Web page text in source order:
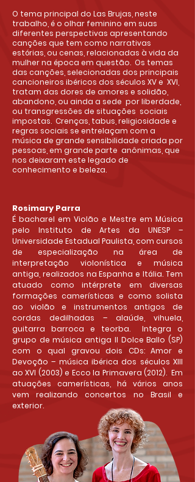
O tema principal do Las Brujas, neste
trabalho, é o olhar feminino em suas
diferentes perspectivas apresentando
canções que tem como narrativas
estórias, ou cenas, relacionadas à vida da
mulher na época em questão. Os temas
das canções, selecionadas dos principais
cancioneiros ibéricos dos séculos XV e XVI,
tratam das dores de amores e solidão,
abandono, ou ainda a sede por liberdade,
ou transgressões de situações sociais
impostas. Crenças, tabus, religiosidade e
regras sociais se entrelaçam com a
música de grande sensibilidade criada por
pessoas, em grande parte anônimas, que
nos deixaram este legado de
conhecimento e beleza.
Rosimary Parra
É bacharel em Violão e Mestre em Música
pelo Instituto de Artes da UNESP –
Universidade Estadual Paulista, com cursos
de especialização na área de
interpretação violonística e música
antiga, realizados na Espanha e Itália. Tem
atuado como intérprete em diversas
formações camerísticas e como solista
ao violão e instrumentos antigos de
cordas dedilhadas – alaúde, vihuela,
guitarra barroca e teorba. Integra o
grupo de música antiga Il Dolce Ballo (SP)
com o qual gravou dois CDs: Amor e
Devoção – música ibérica dos séculos XIII
ao XVI (2003) e Ecco la Primavera (2012). Em
atuações camerísticas, há vários anos
vem realizando concertos no Brasil e
exterior.